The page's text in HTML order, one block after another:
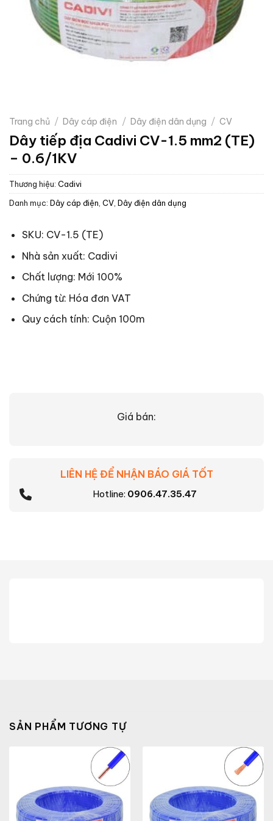
Trang chủ / Dây cáp điện / Dây điện dân dụng / CV
Dây tiếp địa Cadivi CV-1.5 mm2 (TE)
– 0.6/1KV
Thương hiệu: Cadivi
Danh mục: Dây cáp điện CV Dây điện dân dụng
SKU: CV-1.5 (TE)
Nhà sản xuất: Cadivi
Chất lượng: Mới 100%
Chứng từ: Hóa đơn VAT
Quy cách tính: Cuộn 100m
Giá bán:
LIÊN HỆ ĐỂ NHẬN BÁO GIÁ TỐT
Hotline: 0906.47.35.47
SẢN PHẨM TƯƠNG TỰ